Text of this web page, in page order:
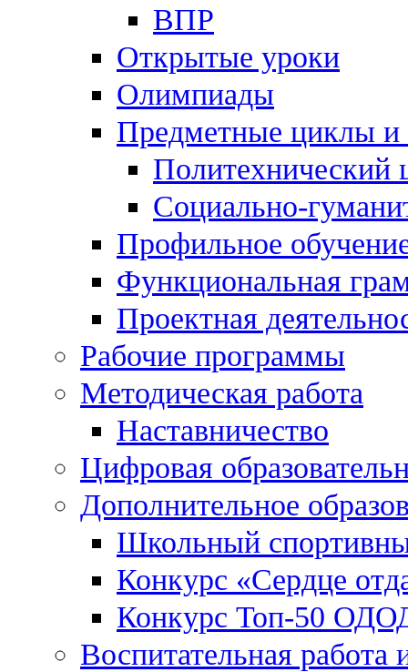
ВПР
Открытые уроки
Олимпиады
Предметные циклы и
Политехнический
Социально-
Профильное
Функциональная
Проектная
Рабочие программы
Методическая работа
Наставничество
Цифровая
Дополнительное
Школьный
Конкурс «Сердце
Конкурс Топ-50
Воспитательная работа